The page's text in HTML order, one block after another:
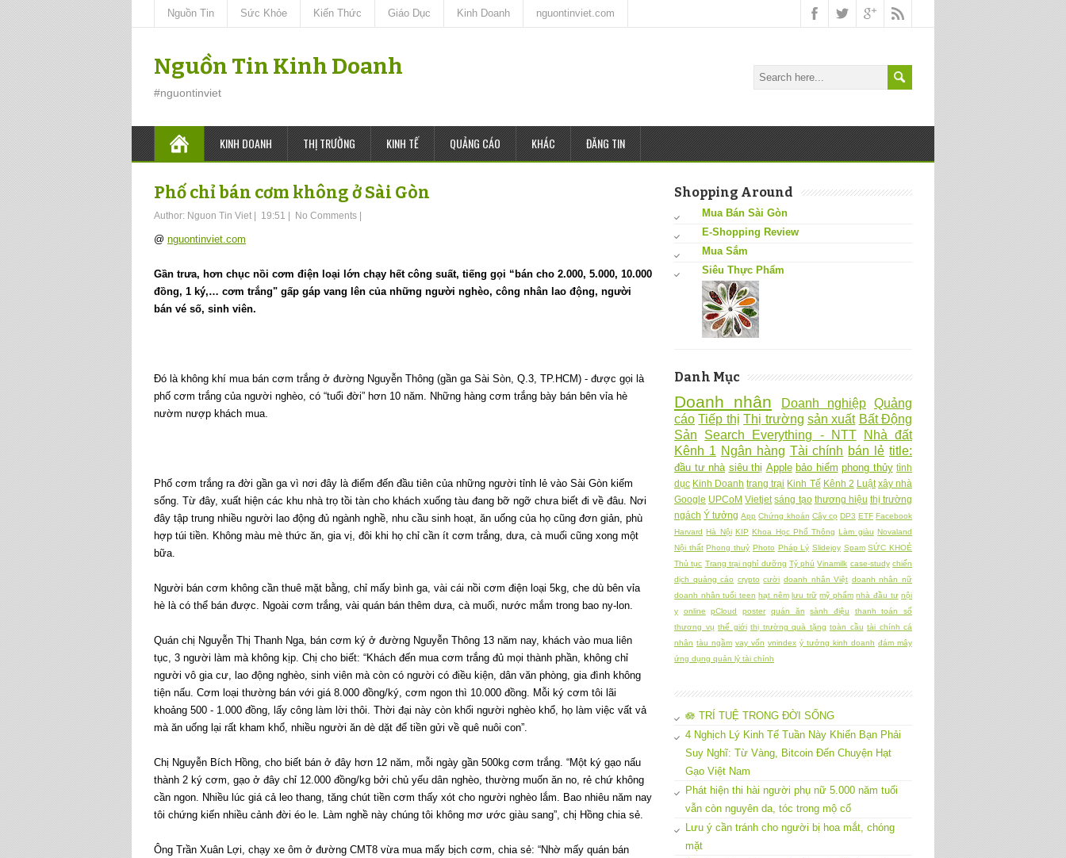
Nguồn Tin Sức Khỏe Kiến Thức Giáo Dục Kinh Doanh nguontinviet.com
Nguồn Tin Kinh Doanh
#nguontinviet
KINH DOANH THỊ TRƯỜNG KINH TẾ QUẢNG CÁO KHÁC ĐĂNG TIN
Phố chỉ bán cơm không ở Sài Gòn
Author: Nguon Tin Viet 19:51 No Comments
@ nguontinviet.com
Gần trưa, hơn chục nồi cơm điện loại lớn chạy hết công suất, tiếng gọi “bán cho 2.000, 5.000, 10.000
đồng, 1 ký,… cơm trắng" gấp gáp vang lên của những người nghèo, công nhân lao động, người
bán vé số, sinh viên.
Đó là không khí mua bán cơm trắng ở đường Nguyễn Thông (gần ga Sài Sòn, Q.3, TP.HCM) - được gọi là
phố cơm trắng của người nghèo, có “tuổi đời” hơn 10 năm. Những hàng cơm trắng bày bán bên vỉa hè
nườm nượp khách mua.
Phố cơm trắng ra đời gần ga vì nơi đây là điểm đến đầu tiên của những người tỉnh lẻ vào Sài Gòn kiếm
sống. Từ đây, xuất hiện các khu nhà trọ tồi tàn cho khách xuống tàu đang bỡ ngỡ chưa biết đi về đâu. Nơi
đây tập trung nhiều người lao động đủ ngành nghề, nhu cầu sinh hoạt, ăn uống của họ cũng đơn giản, phù
hợp túi tiền. Không màu mè thức ăn, gia vị, đôi khi họ chỉ cần ít cơm trắng, dưa, cà muối cũng xong một
bữa.
Người bán cơm không cần thuê mặt bằng, chỉ mấy bình ga, vài cái nồi cơm điện loại 5kg, che dù bên vỉa
hè là có thể bán được. Ngoài cơm trắng, vài quán bán thêm dưa, cà muối, nước mắm trong bao ny-lon.
Quán chị Nguyễn Thị Thanh Nga, bán cơm ký ở đường Nguyễn Thông 13 năm nay, khách vào mua liên
tục, 3 người làm mà không kịp. Chị cho biết: “Khách đến mua cơm trắng đủ mọi thành phần, không chỉ
người vô gia cư, lao động nghèo, sinh viên mà còn có người có điều kiện, dân văn phòng, gia đình không
tiện nấu. Cơm loại thường bán với giá 8.000 đồng/ký, cơm ngon thì 10.000 đồng. Mỗi ký cơm tôi lãi
khoảng 500 - 1.000 đồng, lấy công làm lời thôi. Thời đại này còn khối người nghèo khổ, họ làm việc vất vả
mà ăn uống lại rất kham khổ, nhiều người ăn dè dặt để tiền gửi về quê nuôi con”.
Chị Nguyễn Bích Hồng, cho biết bán ở đây hơn 12 năm, mỗi ngày gần 500kg cơm trắng. “Một ký gạo nấu
thành 2 ký cơm, gạo ở đây chỉ 12.000 đồng/kg bởi chủ yếu dân nghèo, thường muốn ăn no, rẻ chứ không
cần ngon. Nhiều lúc giá cả leo thang, tăng chút tiền cơm thấy xót cho người nghèo lắm. Bao nhiêu năm nay
tôi chứng kiến nhiều cảnh đời éo le. Làm nghề này chúng tôi không mơ ước giàu sang”, chị Hồng chia sẻ.
Ông Trần Xuân Lợi, chạy xe ôm ở đường CMT8 vừa mua mấy bịch cơm, chia sẻ: “Nhờ mấy quán bán
Shopping Around
Mua Bán Sài Gòn
E-Shopping Review
Mua Sắm
Siêu Thực Phẩm
Danh Mục
Doanh nhân Doanh nghiệp Quảng
cáo Tiếp thị Thị trường sản xuất Bất Động
Sản
Search Everything - NTT
Nhà đất
Kênh 1 Ngân hàng Tài chính bán lẻ title:
đầu tư nhà siêu thị Apple bảo hiểm phong thủy tình
dục Kinh Doanh trang trại Kinh Tế Kênh 2 Luật xây nhà
Google UPCoM Vietjet sáng tạo thương hiệu thị trường
ngách Ý tưởng App Chứng khoán Cây cọ DP3 ETF Facebook
Harvard Hà Nội KIP Khoa Học Phổ Thông Làm giàu Novaland
Nội thất Phong thuỷ Photo Pháp Lý Slidejoy Spam SỨC KHOẺ
Thủ tục Trang trại nghỉ dưỡng Tỷ phú Vinamilk case-study chiến
dịch quảng cáo crypto cười doanh nhân Việt doanh nhân nữ
doanh nhân tuổi teen hạt nêm lưu trữ mỹ phẩm nhà đầu tư nội
y
online pCloud poster quán ăn sành điệu
thanh toán số
thương vụ thế giới thị trường quà tặng toàn cầu tài chính cá
nhân tàu ngầm vay vốn vnindex ý tưởng kinh doanh đám mây
ứng dụng quản lý tài chính
🪷 TRÍ TUỆ TRONG ĐỜI SỐNG
4 Nghịch Lý Kinh Tế Tuần Này Khiến Bạn Phải
Suy Nghĩ: Từ Vàng, Bitcoin Đến Chuyện Hạt
Gạo Việt Nam
Phát hiện thi hài người phụ nữ 5.000 năm tuổi
vẫn còn nguyên da, tóc trong mộ cổ
Lưu ý cần tránh cho người bị hoa mắt, chóng
mặt